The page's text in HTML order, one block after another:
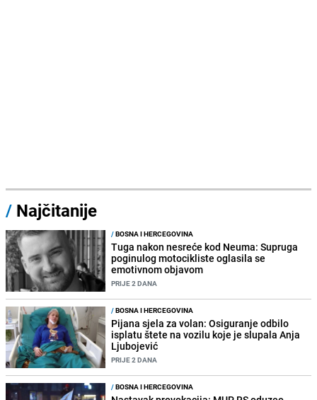
/ Najčitanije
/BOSNA I HERCEGOVINA
Tuga nakon nesreće kod Neuma: Supruga
poginulog motocikliste oglasila se
emotivnom objavom
PRIJE 2 DANA
/BOSNA I HERCEGOVINA
Pijana sjela za volan: Osiguranje odbilo
isplatu štete na vozilu koje je slupala Anja
Ljubojević
PRIJE 2 DANA
/BOSNA I HERCEGOVINA